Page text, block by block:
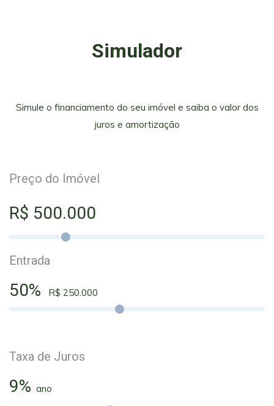
Simulador
Simule o financiamento do seu imóvel e saiba o valor dos
juros e amortização
Preço do Imóvel
R$ 500.000
Entrada
50% R$ 250.000
Taxa de Juros
9% ano